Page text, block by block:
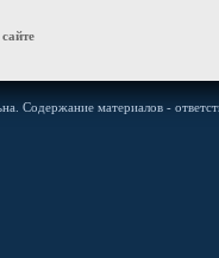
Содержание материалов -